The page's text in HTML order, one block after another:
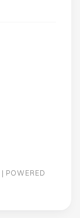
| POWERED